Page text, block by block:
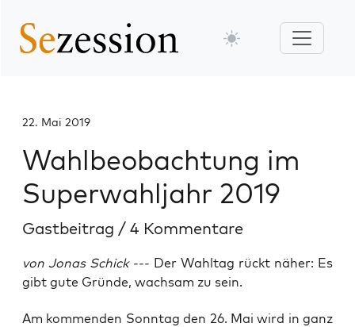
22. Mai 2019
Wahlbeobachtung im
Superwahljahr 2019
Gastbeitrag / 4 Kommentare
von Jonas Schick --- Der Wahltag rückt näher: Es
gibt gute Gründe, wachsam zu sein.
Am kom­men­den Sonn­tag den 26. Mai wird in ganz